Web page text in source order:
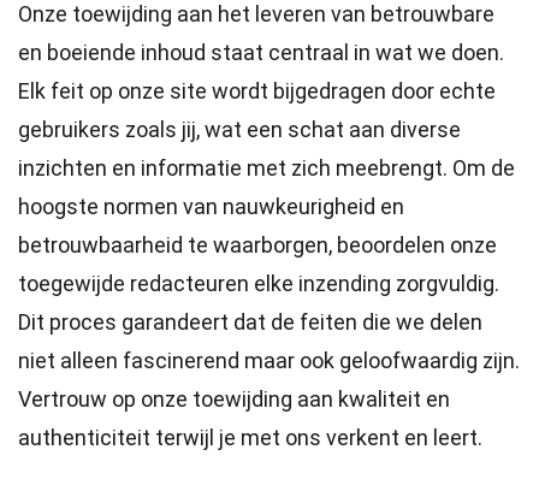
Onze toewijding aan het leveren van betrouwbare
en boeiende inhoud staat centraal in wat we doen.
Elk feit op onze site wordt bijgedragen door echte
gebruikers zoals jij, wat een schat aan diverse
inzichten en informatie met zich meebrengt. Om de
hoogste normen van nauwkeurigheid en
betrouwbaarheid te waarborgen, beoordelen onze
toegewijde redacteuren elke inzending zorgvuldig.
Dit proces garandeert dat de feiten die we delen
niet alleen fascinerend maar ook geloofwaardig zijn.
Vertrouw op onze toewijding aan kwaliteit en
authenticiteit terwijl je met ons verkent en leert.